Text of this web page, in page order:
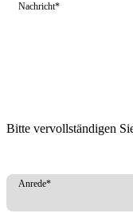
Nachricht*
Bitte vervollständigen
Anrede*